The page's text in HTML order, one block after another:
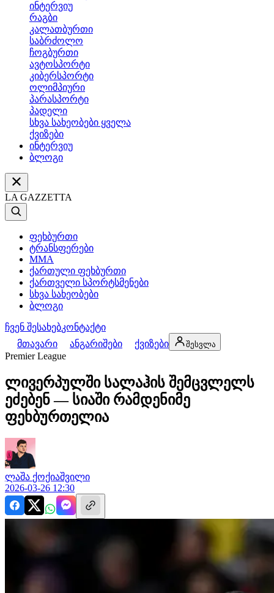
ინტერვიუ
რაგბი
კალათბურთი
საბრძოლო
ჩოგბურთი
ავტოსპორტი
კიბერსპორტი
ოლიმპიური
პარასპორტი
პადელი
სხვა სახეობები ყველა
ქვიზები
ინტერვიუ
ბლოგი
LA GAZZETTA
ფეხბურთი
ტრანსფერები
MMA
ქართული ფეხბურთი
ქართველი სპორტსმენები
სხვა სახეობები
ბლოგი
ჩვენ შესახებკონტაქტი
მთავარი
ანგარიშები ქვიზები შესვლა
Premier League
ლივერპულში სალაჰის შემცვლელს
ეძებენ — სიაში რამდენიმე
ფეხბურთელია
ლაშა ქოქიაშვილი
2026-03-26 12:30